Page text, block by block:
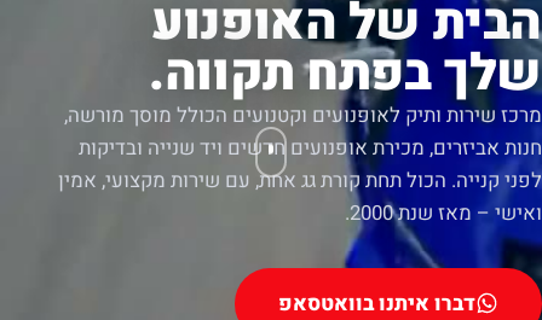
הבית של האופנוע
שלך בפתח תקווה.
מרכז שירות ותיק לאופנועים וקטנועים הכולל מוסך מורשה,
חנות אביזרים, מכירת אופנועים חדשים ויד שנייה ובדיקות
לפני קנייה. הכול תחת קורת גג אחת, עם שירות מקצועי, אמין
ואישי – מאז שנת 2000.
דברו איתנו בוואטסאפ